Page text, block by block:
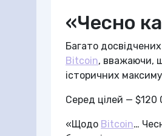
«Чесно
Багато
Bitcoin, вважаючи,
історичних
Серед цілей — $120
«Щодо Bitcoin…